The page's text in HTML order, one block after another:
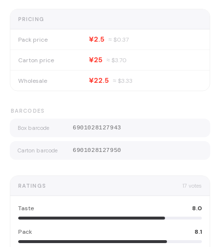
PRICING
Pack price ¥2.5 ≈ $0.37
Carton price ¥25 ≈ $3.70
Wholesale ¥22.5 ≈ $3.33
BARCODES
Box barcode 6901028127943
Carton barcode 6901028127950
RATINGS 17 votes
Taste 8.0
Pack 8.1